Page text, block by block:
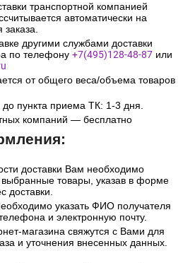
транспортной компанией
автоматически на
другими службами доставки
по телефону +7(495)128-48-87 или
от общего веса/объема товаров
до пункта приема ТК: 1-3 дня.
компаний — бесплатно
доставки Вам необходимо
товары, указав в форме
доставки.
указать ФИО получателя
и электронную почту.
магазина свяжутся с Вами для
и уточнения внесенных данных.